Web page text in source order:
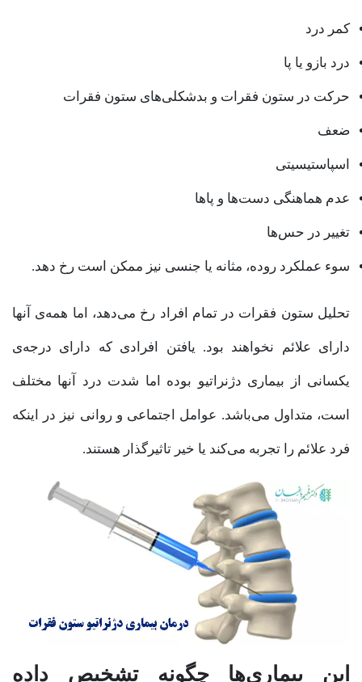
کمر درد
درد بازو یا پا
حرکت در ستون فقرات و بدشکلی‌های ستون فقرات
ضعف
اسپاستیسیتی
عدم هماهنگی دست‌ها و پاها
تغییر در حس‌ها
سوء عملکرد روده، مثانه یا جنسی نیز ممکن است رخ دهد.
تحلیل ستون فقرات در تمام افراد رخ می‌دهد، اما همه‌ی آنها
دارای علائم نخواهند بود. یافتن افرادی که دارای درجه‌ی
یکسانی از بیماری دژنراتیو بوده اما شدت درد آنها مختلف
است، متداول می‌باشد. عوامل اجتماعی و روانی نیز در اینکه
فرد علائم را تجربه می‌کند یا خیر تاثیرگذار هستند.
این بیماری‌ها چگونه تشخیص داده